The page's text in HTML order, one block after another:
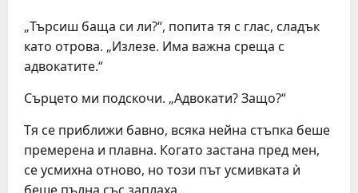
„Търсиш баща си ли?“, попита тя с глас, сладък
като отрова. „Излезе. Има важна среща с
адвокатите.“
Сърцето ми подскочи. „Адвокати? Защо?“
Тя се приближи бавно, всяка нейна стъпка беше
премерена и плавна. Когато застана пред мен,
се усмихна отново, но този път усмивката ѝ
беше пълна със заплаха.